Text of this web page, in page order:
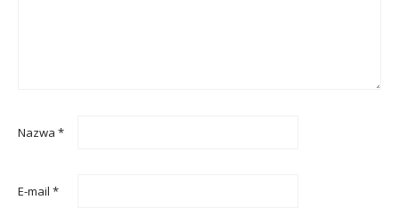
Nazwa *
E-mail *